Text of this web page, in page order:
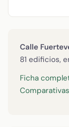
Calle
81 edificios,
Ficha
Comparativas